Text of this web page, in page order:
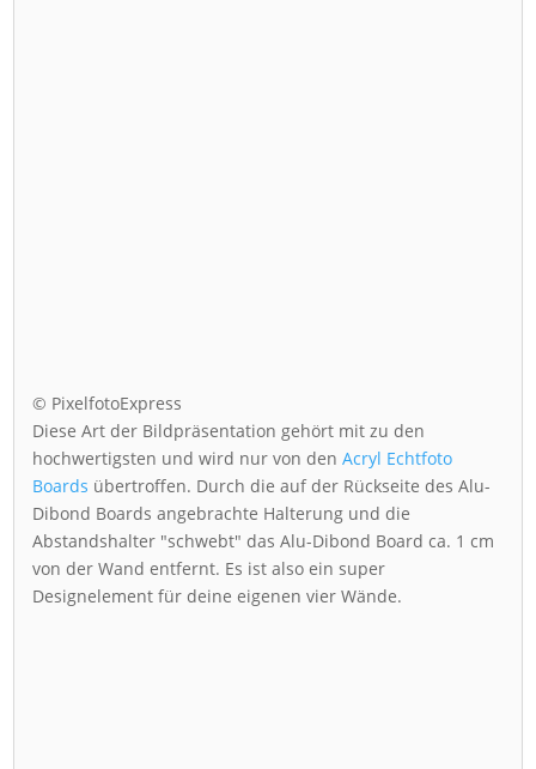
© PixelfotoExpress
Diese Art der Bildpräsentation gehört mit zu den
hochwertigsten und wird nur von denAcryl Echtfoto
Boards übertroffen. Durch die auf der Rückseite des Alu-
Dibond Boards angebrachte Halterung und die
Abstandshalter "schwebt" das Alu-Dibond Board ca. 1 cm
von der Wand entfernt. Es ist also ein super
Designelement für deine eigenen vier Wände.